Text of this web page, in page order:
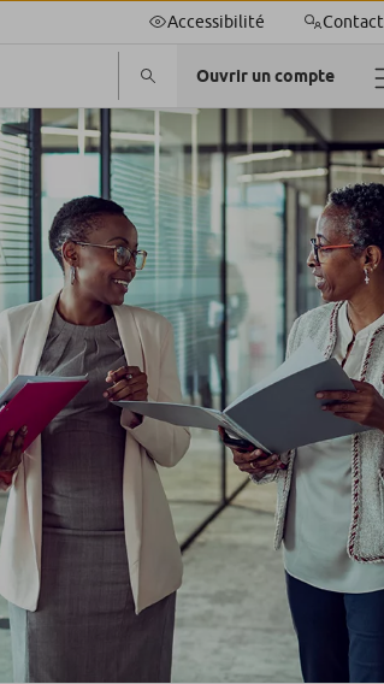
Accessibilité Contact
Ouvrir un compte